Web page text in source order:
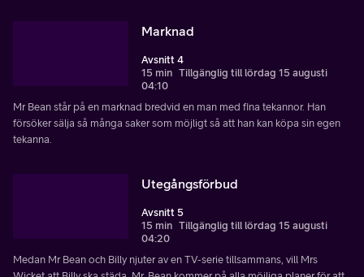
Marknad
Avsnitt 4
15 min Tillgänglig till lördag 15 augusti
04:10
Mr Bean står på en marknad bredvid en man med fina tekannor. Han
försöker sälja så många saker som möjligt så att han kan köpa sin egen
tekanna.
Utegångsförbud
Avsnitt 5
15 min Tillgänglig till lördag 15 augusti
04:20
Medan Mr Bean och Billy njuter av en TV-serie tillsammans, vill Mrs